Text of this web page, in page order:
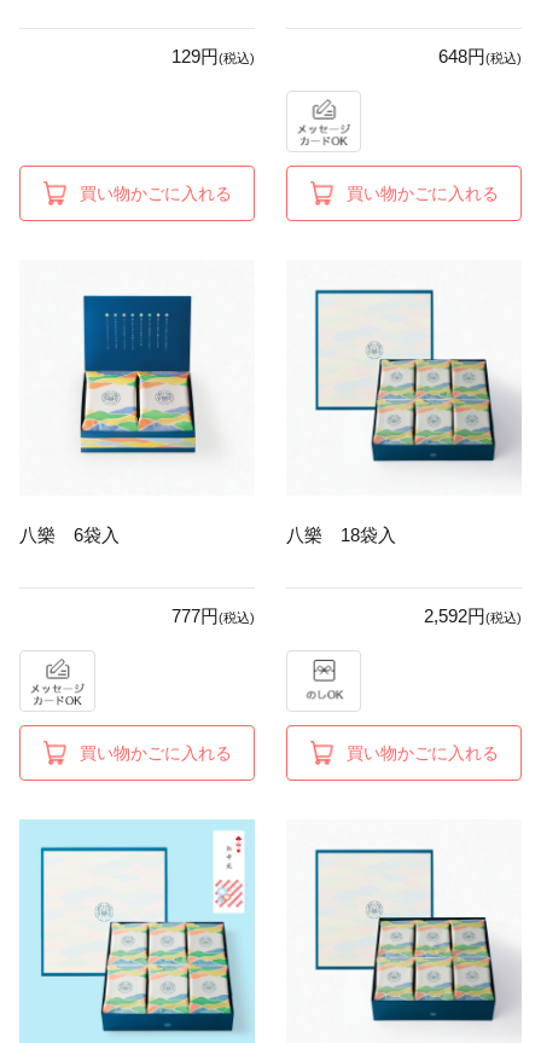
129円(税込)
買い物かごに入れる
648円(税込)
買い物かごに入れる
八樂 6袋入
777円(税込)
買い物かごに入れる
八樂 18袋入
2,592円(税込)
買い物かごに入れる